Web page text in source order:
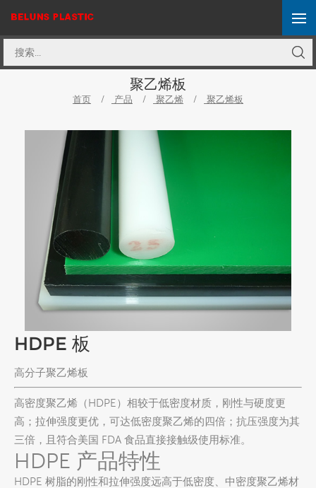
聚乙烯板
首页 / 产品 / 聚乙烯 / 聚乙烯板
HDPE 板
高分子聚乙烯板
高密度聚乙烯（HDPE）相较于低密度材质，刚性与硬度更
高；拉伸强度更优，可达低密度聚乙烯的四倍 ；抗压强度为其
三倍 ，且符合美国 FDA 食品直接接触级使用标准。
HDPE 产品特性
HDPE 树脂的刚性和拉伸强度远高于低密度、中密度聚乙烯材